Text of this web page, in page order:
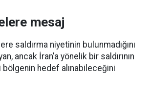
mesaj
saldırma niyetinin bulunmadığını
ancak İran’a yönelik bir saldırının
hedef alınabileceğini